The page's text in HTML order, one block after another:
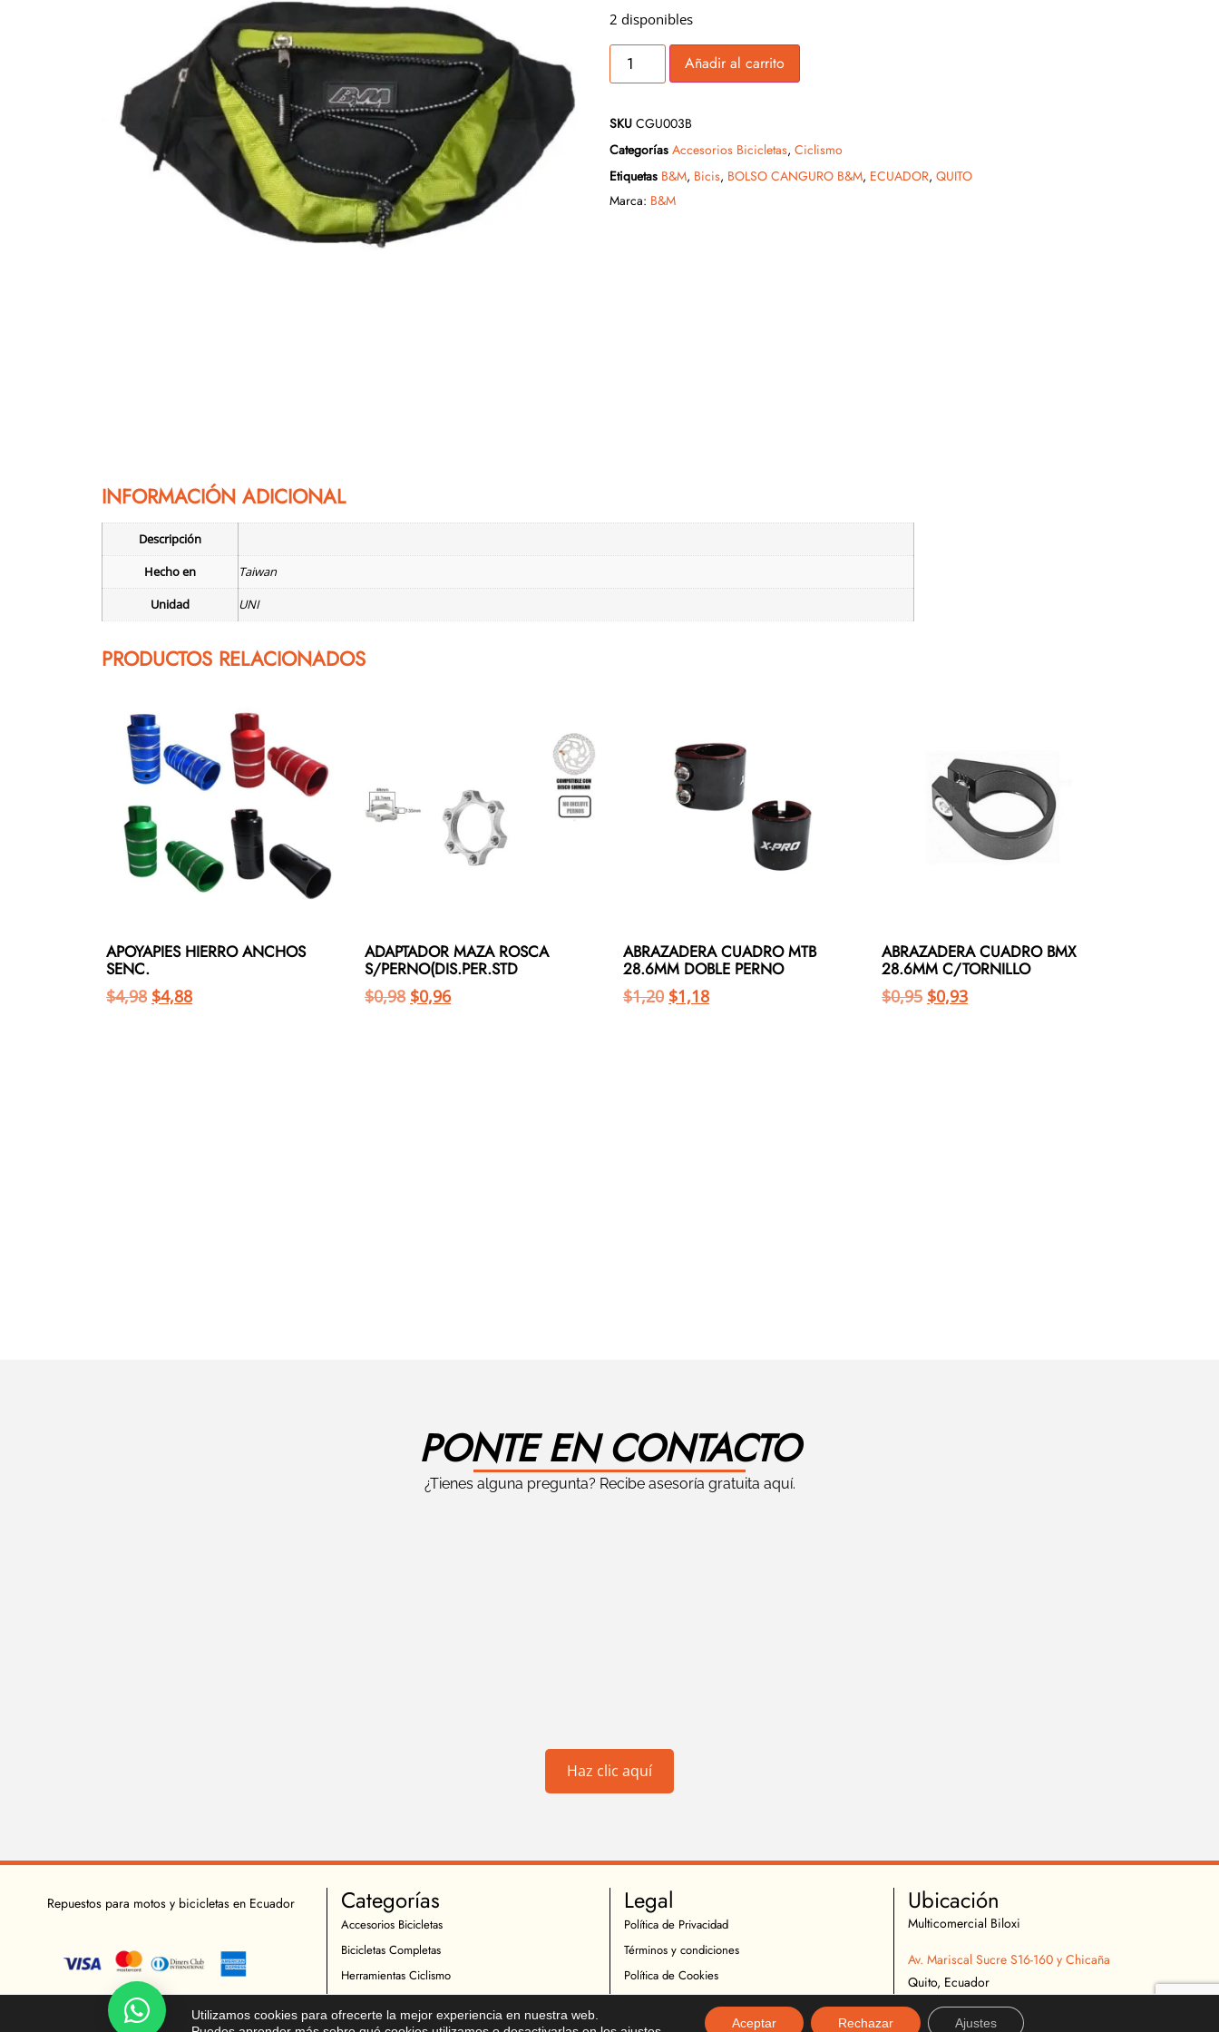
2 disponibles
Añadir al carrito
SKU CGU003B
Categorías Accesorios Bicicletas, Ciclismo
Etiquetas B&M, Bicis, BOLSO CANGURO B&M, ECUADOR, QUITO
Marca: B&M
INFORMACIÓN ADICIONAL
Descripción
Hecho en
Taiwan
Unidad
UNI
PRODUCTOS RELACIONADOS
APOYAPIES HIERRO ANCHOS
SENC.
$4,98 $4,88
ADAPTADOR MAZA ROSCA
S/PERNO(DIS.PER.STD
$0,98 $0,96
ABRAZADERA CUADRO MTB
28.6MM DOBLE PERNO
$1,20 $1,18
ABRAZADERA CUADRO BMX
28.6MM C/TORNILLO
$0,95 $0,93
PONTE EN CONTACTO
¿Tienes alguna pregunta? Recibe asesoría gratuita aquí.
Haz clic aquí
Repuestos para motos y bicicletas en Ecuador Categorías
Accesorios Bicicletas
Bicicletas Completas
Herramientas Ciclismo
Indumentaria Ciclistas
Repuestos Bicicletas
Legal
Política de Privacidad
Términos y condiciones
Política de Cookies
Política de Devoluciones
Descargo de Responsabilidad
Ubicación
Multicomercial Biloxi
Av. Mariscal Sucre S16-160 y Chicaña
Quito, Ecuador
02 2627 540
096 296 9642
Utilizamos cookies para ofrecerte la mejor experiencia en nuestra web.
Aceptar Rechazar Ajustes
Chatea!